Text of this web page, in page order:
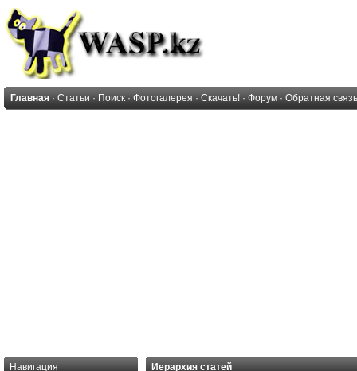
Главная · Статьи · Поиск · Фотогалерея · Скачать! · Форум · Обратная связь
Навигация Иерархия статей